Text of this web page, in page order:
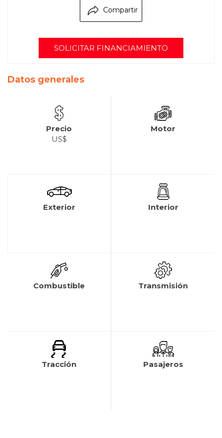
Compartir
SOLICITAR FINANCIAMIENTO
Datos generales
Precio
US$
Motor
Exterior Interior
Combustible Transmisión
Tracción Pasajeros